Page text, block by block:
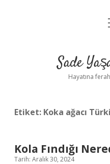
Sade
Hayatına
Etiket: Koka ağacı
Kola Fındığı
Tarih: Aralık 30, 2024